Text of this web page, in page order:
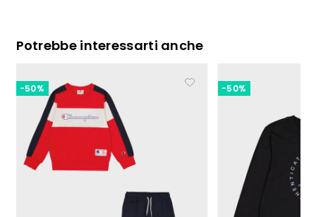
Potrebbe interessarti anche
-50% -50%